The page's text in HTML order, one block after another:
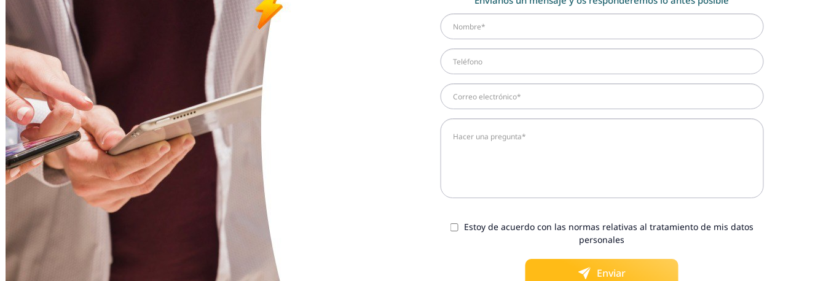
Estoy de acuerdo con las normas relativas al tratamiento de mis datos
personales
Enviar